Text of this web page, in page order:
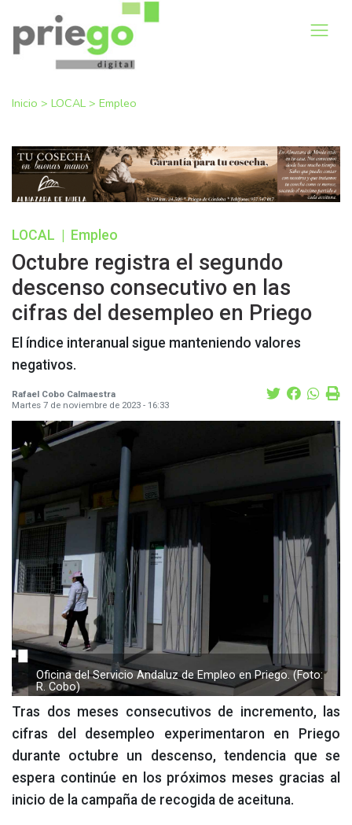
Inicio > LOCAL > Empleo
LOCAL Empleo
Octubre registra el segundo
descenso consecutivo en las
cifras del desempleo en Priego
El índice interanual sigue manteniendo valores
negativos.
Rafael Cobo Calmaestra
Martes 7 de noviembre de 2023 - 16:33
Oficina del Servicio Andaluz de Empleo en Priego. (Foto:
R. Cobo)
Tras dos meses consecutivos de incremento, las
cifras del desempleo experimentaron en Priego
durante octubre un descenso, tendencia que se
espera continúe en los próximos meses gracias al
inicio de la campaña de recogida de aceituna.